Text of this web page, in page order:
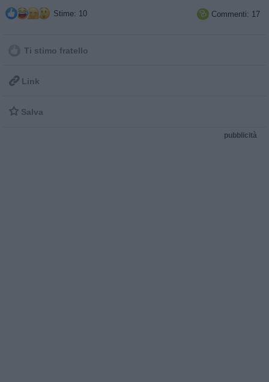
Stime: 10  Commenti: 17
Ti stimo fratello
 Link
 Salva
pubblicità